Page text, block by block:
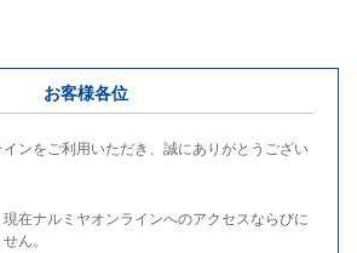
お客様各位
ンをご利用いただき、誠にありがとうござい
在ナルミヤオンラインへのアクセスならびに
ん。